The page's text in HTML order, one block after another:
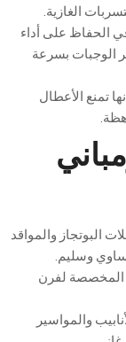
الغازية.
على أداء
بسرعة
الأعطال
والمواقد
وسليم.
لفرن
والمواسير